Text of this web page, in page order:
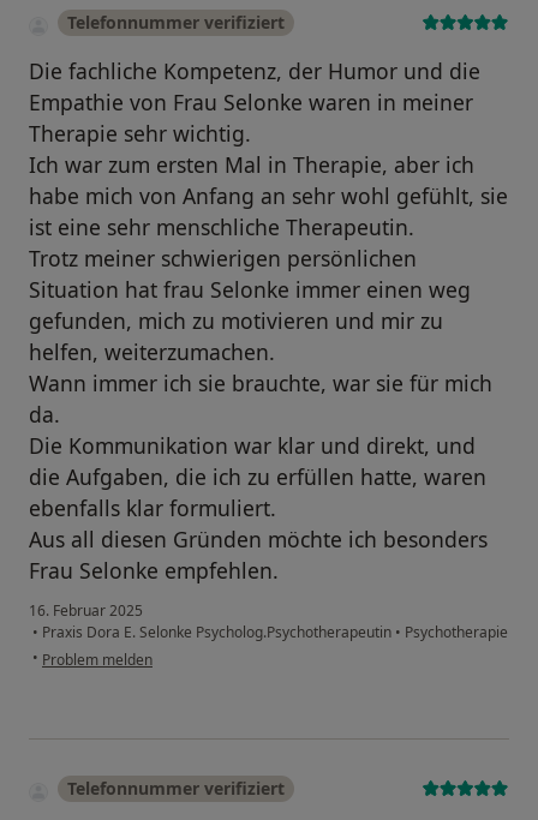
Telefonnummer verifiziert
Die fachliche Kompetenz, der Humor und die
Empathie von Frau Selonke waren in meiner
Therapie sehr wichtig.
Ich war zum ersten Mal in Therapie, aber ich
habe mich von Anfang an sehr wohl gefühlt, sie
ist eine sehr menschliche Therapeutin.
Trotz meiner schwierigen persönlichen
Situation hat frau Selonke immer einen weg
gefunden, mich zu motivieren und mir zu
helfen, weiterzumachen.
Wann immer ich sie brauchte, war sie für mich
da.
Die Kommunikation war klar und direkt, und
die Aufgaben, die ich zu erfüllen hatte, waren
ebenfalls klar formuliert.
Aus all diesen Gründen möchte ich besonders
Frau Selonke empfehlen.
16. Februar 2025
• Praxis Dora E. Selonke Psycholog.Psychotherapeutin • Psychotherapie
• Problem melden
Telefonnummer verifiziert